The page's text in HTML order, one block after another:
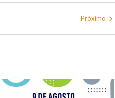
Próximo